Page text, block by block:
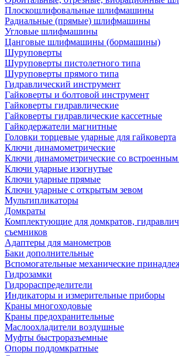
Плоскошлифовальные шлифмашины
Радиальные (прямые) шлифмашины
Угловые шлифмашины
Цанговые шлифмашины (бормашины)
Шуруповерты
Шуруповерты пистолетного типа
Шуруповерты прямого типа
Гидравлический инструмент
Гайковерты и болтовой инструмент
Гайковерты гидравлические
Гайковерты гидравлические кассетные
Гайкодержатели магнитные
Головки торцевые ударные для гайковерта
Ключи динамометрические
Ключи динамометрические со
Ключи ударные изогнутые
Ключи ударные прямые
Ключи ударные с открытым зевом
Мультипликаторы
Домкраты
Комплектующие для домкратов,
съемников
Адаптеры для манометров
Баки дополнительные
Вспомогательные механические
Гидрозамки
Гидрораспределители
Индикаторы и измерительные приборы
Краны многоходовые
Краны предохранительные
Маслоохладители воздушные
Муфты быстроразъемные
Опоры поддомкратные